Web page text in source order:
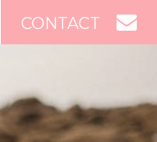
CONTACT